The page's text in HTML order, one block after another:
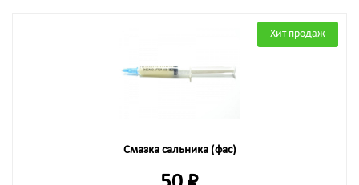
Хит продаж
Смазка сальника (фас)